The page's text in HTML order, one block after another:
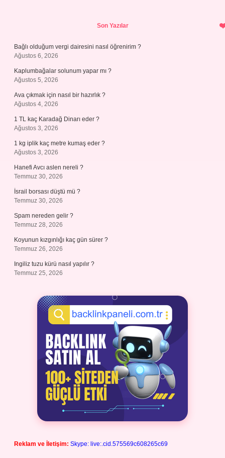
Son Yazılar
Bağlı olduğum vergi dairesini nasıl öğrenirim ?
Ağustos 6, 2026
Kaplumbağalar solunum yapar mı ?
Ağustos 5, 2026
Ava çıkmak için nasıl bir hazırlık ?
Ağustos 4, 2026
1 TL kaç Karadağ Dinarı eder ?
Ağustos 3, 2026
1 kg iplik kaç metre kumaş eder ?
Ağustos 3, 2026
Hanefi Avcı aslen nereli ?
Temmuz 30, 2026
İsrail borsası düştü mü ?
Temmuz 30, 2026
Spam nereden gelir ?
Temmuz 28, 2026
Koyunun kızgınlığı kaç gün sürer ?
Temmuz 26, 2026
Ingiliz tuzu kürü nasıl yapılır ?
Temmuz 25, 2026
Reklam ve İletişim: Skype: live:.cid.575569c608265c69